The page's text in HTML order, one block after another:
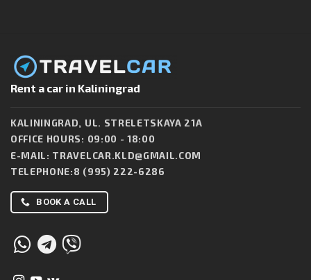
Rent a car in Kaliningrad
KALININGRAD, UL. STRELETSKAYA 21A
OFFICE HOURS: 09:00 - 18:00
E-MAIL: TRAVELCAR.KLD@GMAIL.COM
TELEPHONE:8 (995) 222-6286
BOOK A CALL